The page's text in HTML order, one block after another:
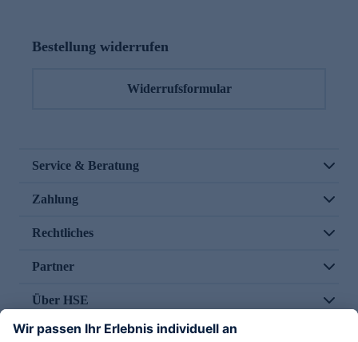
Bestellung widerrufen
Widerrufsformular
Service & Beratung
Zahlung
Rechtliches
Partner
Über HSE
Im TV